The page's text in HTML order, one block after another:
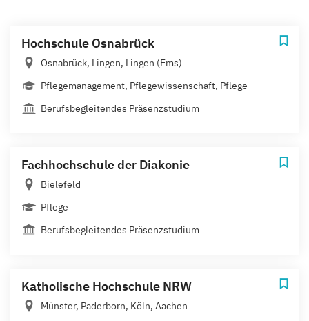
Hochschule Osnabrück
Osnabrück, Lingen, Lingen (Ems)
Pflegemanagement, Pflegewissenschaft, Pflege
Berufsbegleitendes Präsenzstudium
Fachhochschule der Diakonie
Bielefeld
Pflege
Berufsbegleitendes Präsenzstudium
Katholische Hochschule NRW
Münster, Paderborn, Köln, Aachen